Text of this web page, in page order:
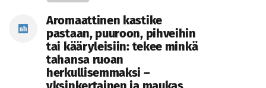
Aromaattinen kastike
pastaan, puuroon, pihveihin
tai kääryleisiin: tekee minkä
tahansa ruoan
herkullisemmaksi –